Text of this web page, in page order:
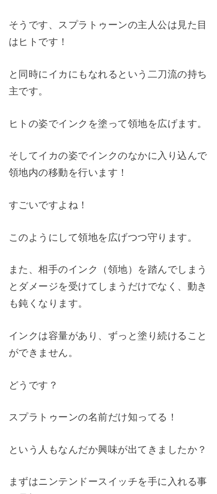
そうです、スプラトゥーンの主人公は見た目
はヒトです！
と同時にイカにもなれるという二刀流の持ち
主です。
ヒトの姿でインクを塗って領地を広げます。
そしてイカの姿でインクのなかに入り込んで
領地内の移動を行います！
すごいですよね！
このようにして領地を広げつつ守ります。
また、相手のインク（領地）を踏んでしまう
とダメージを受けてしまうだけでなく、動き
も鈍くなります。
インクは容量があり、ずっと塗り続けること
ができません。
どうです？
スプラトゥーンの名前だけ知ってる！
という人もなんだか興味が出てきましたか？
まずはニンテンドースイッチを手に入れる事